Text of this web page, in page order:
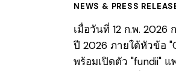
NEWS & PRESS
เมื่อวันที่ 12 ก.พ.
ปี 2026 ภายใต้หัวข้อ
พร้อมเปิดตัว "fundii"